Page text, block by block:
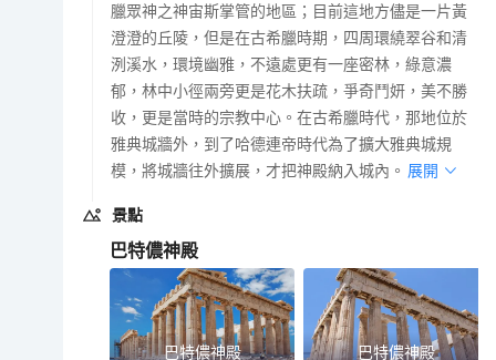
臘眾神之神宙斯掌管的地區；目前這地方儘是一片黃
澄澄的丘陵，但是在古希臘時期，四周環繞翠谷和清
洌溪水，環境幽雅，不遠處更有一座密林，綠意濃
郁，林中小徑兩旁更是花木扶疏，爭奇鬥妍，美不勝
收，更是當時的宗教中心。在古希臘時代，那地位於
雅典城牆外，到了哈德連帝時代為了擴大雅典城規
模，將城牆往外擴展，才把神殿納入城內。 展開
景點
巴特儂神殿
巴特儂神殿 巴特儂神殿